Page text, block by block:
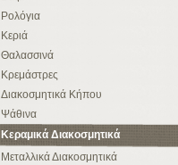
Ρολόγια
Κεριά
Θαλασσινά
Κρεμάστρες
Διακοσμητικά Κήπου
Ψάθινα
Κεραμικά Διακοσμητικά
Μεταλλικά Διακοσμητικά